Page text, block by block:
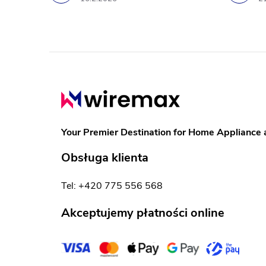
s
Your Premier Destination for Home Appliance
Obsługa klienta
Tel: +420 775 556 568
Akceptujemy płatności online